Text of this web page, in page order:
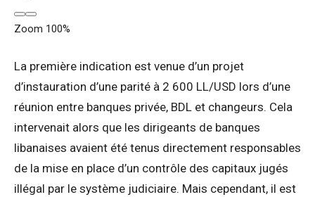
Zoom 100%
La première indication est venue d’un projet
d’instauration d’une parité à 2 600 LL/USD lors d’une
réunion entre banques privée, BDL et changeurs. Cela
intervenait alors que les dirigeants de banques
libanaises avaient été tenus directement responsables
de la mise en place d’un contrôle des capitaux jugés
illégal par le système judiciaire. Mais cependant, il est